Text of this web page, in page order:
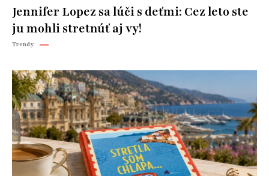
Jennifer Lopez sa lúči s deťmi: Cez leto ste
ju mohli stretnúť aj vy!
Trendy